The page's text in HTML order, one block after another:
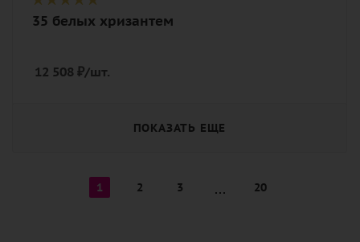
35 белых хризантем
12 508 ₽/шт.
ПОКАЗАТЬ ЕЩЕ
1 2 3 20